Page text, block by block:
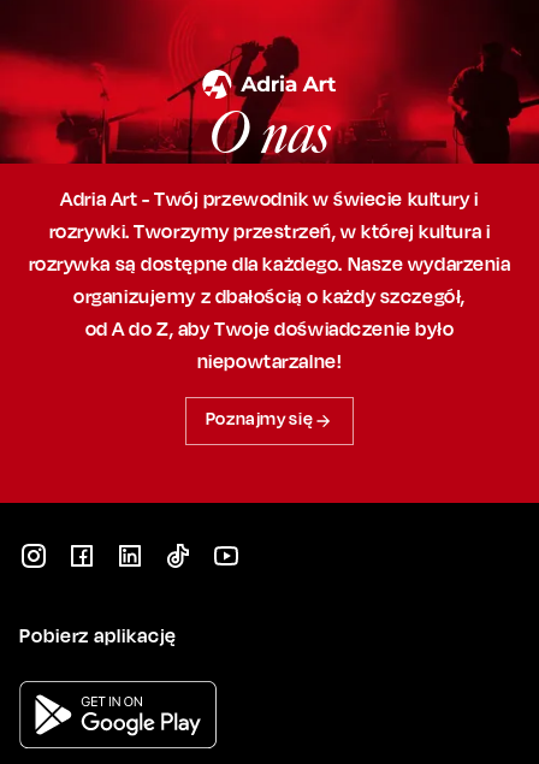
O nas
Adria Art - Twój przewodnik w świecie kultury i
rozrywki. Tworzymy przestrzeń,w której kultura i
rozrywka są dostępne dla każdego. Nasze wydarzenia
organizujemy z dbałością o każdy szczegół,
od A do Z, abyTwoje doświadczenie było
niepowtarzalne!
Poznajmy się
Pobierz aplikację